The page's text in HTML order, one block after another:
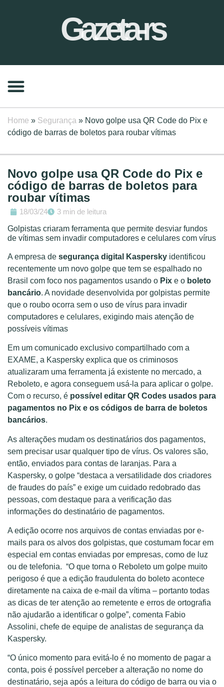
Gazeta-rs
Home » Segurança » Novo golpe usa QR Code do Pix e
código de barras de boletos para roubar vítimas
Novo golpe usa QR Code do Pix e
código de barras de boletos para
roubar vítimas
18/03/24
3 min de leitura
Golpistas criaram ferramenta que permite desviar fundos
de vítimas sem invadir computadores e celulares com vírus
A empresa de segurança digital Kaspersky identificou
recentemente um novo golpe que tem se espalhado no
Brasil com foco nos pagamentos usando o Pix e o boleto
bancário. A novidade desenvolvida por golpistas permite
que o roubo ocorra sem o uso de vírus para invadir
computadores e celulares, exigindo mais atenção de
possíveis vítimas
Em um comunicado exclusivo compartilhado com a
EXAME, a Kaspersky explica que os criminosos
atualizaram uma ferramenta já existente no mercado, a
Reboleto, e agora conseguem usá-la para aplicar o golpe.
Com o recurso, é possível editar QR Codes usados para
pagamentos no Pix e os códigos de barra de boletos
bancários.
As alterações mudam os destinatários dos pagamentos,
sem precisar usar qualquer tipo de vírus. Os valores são,
então, enviados para contas de laranjas. Para a
Kaspersky, o golpe “destaca a versatilidade dos criadores
de fraudes do país” e exige um cuidado redobrado das
pessoas, com destaque para a verificação das
informações do destinatário de pagamentos.
A edição ocorre nos arquivos de contas enviadas por e-
mails para os alvos dos golpistas, que costumam focar em
especial em contas enviadas por empresas, como de luz
ou de telefonia. “O que torna o Reboleto um golpe muito
perigoso é que a edição fraudulenta do boleto acontece
diretamente na caixa de e-mail da vítima – portanto todas
as dicas de ter atenção ao remetente e erros de ortografia
não ajudarão a identificar o golpe”, comenta Fabio
Assolini, chefe de equipe de analistas de segurança da
Kaspersky.
“O único momento para evitá-lo é no momento de pagar a
conta, pois é possível perceber a alteração no nome do
destinatário, seja após a leitura do código de barra ou via o